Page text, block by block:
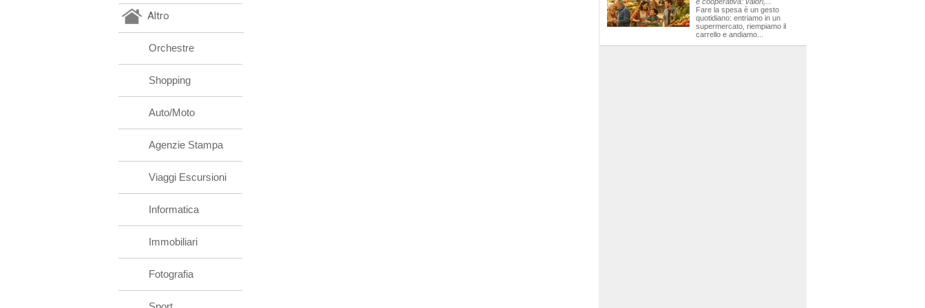
Altro
Orchestre
Shopping
Auto/Moto
Agenzie Stampa
Viaggi Escursioni
Informatica
Immobiliari
Fotografia
Fare la spesa è un gesto
quotidiano: entriamo in un
supermercato, riempiamo il
carrello e andiamo...